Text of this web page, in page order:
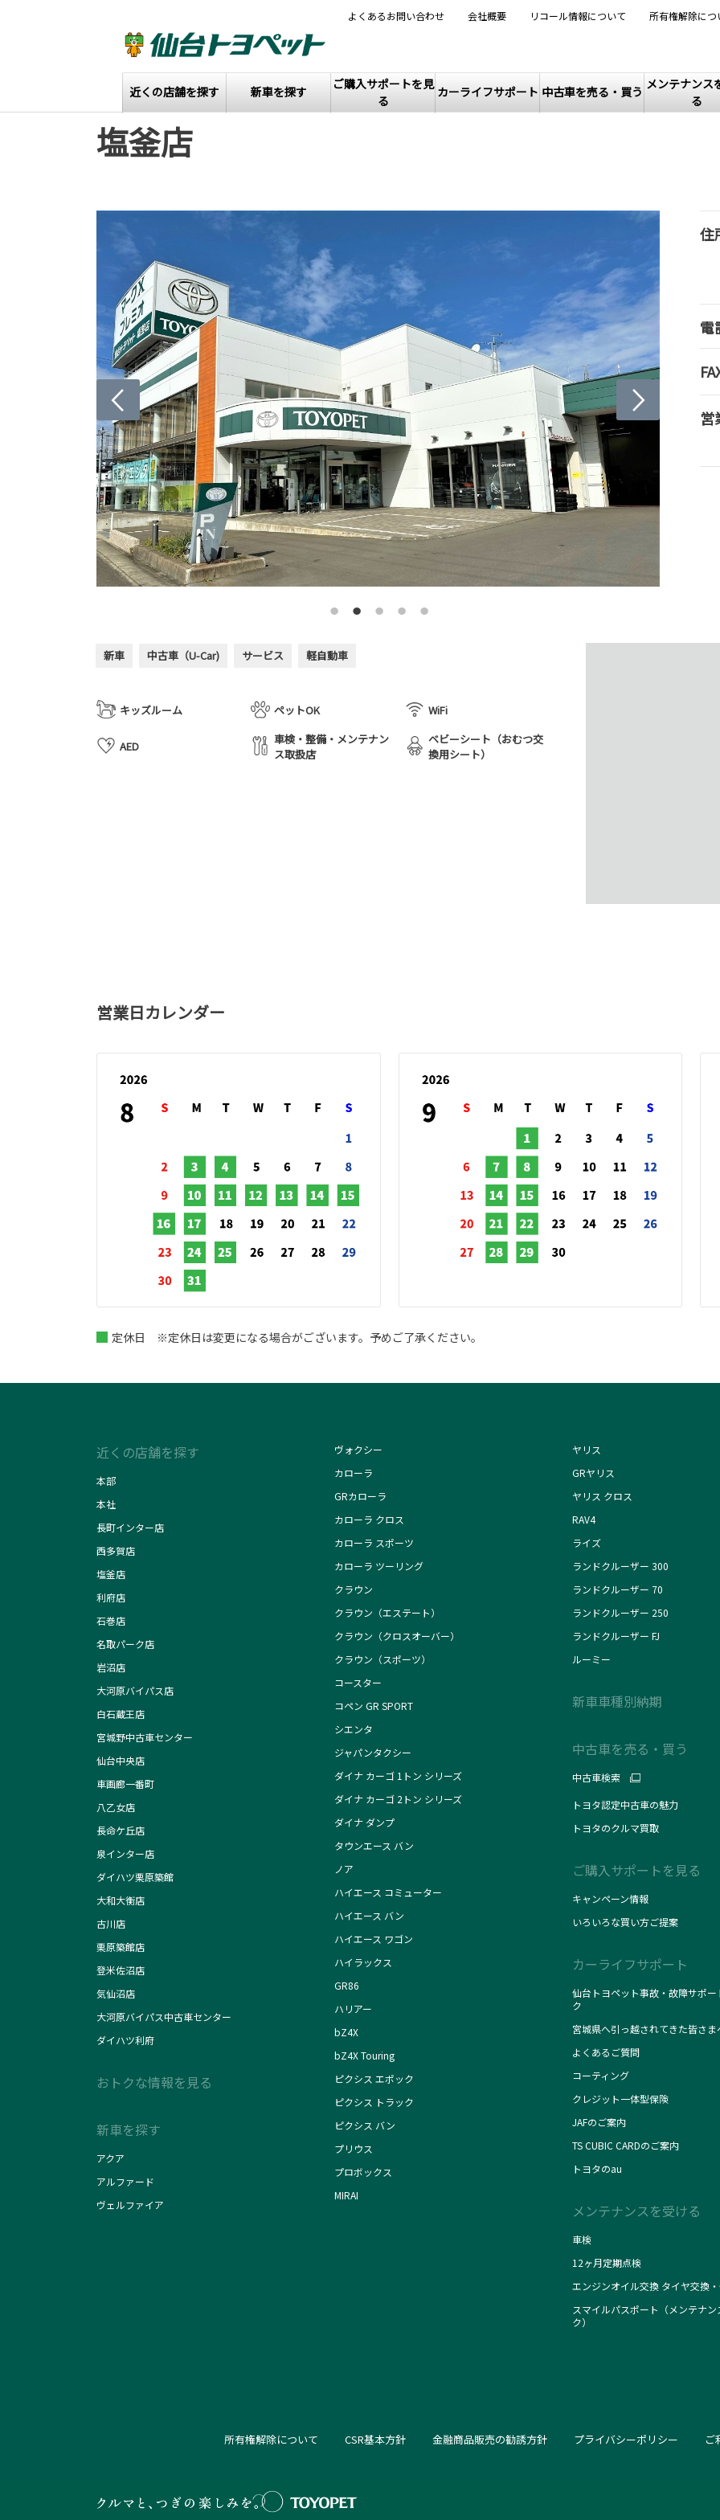
近くの店舗を探す 新車を探す
ご購入サポートを見
る
カーライフサポート 中古車を売る・買う メンテナンス
る
よくあるお問い合わせ 会社概要 リコール情報について 所有権解除につ
塩釜店
住
電
営
新車 中古車（U-Car) サービス 軽自動車
キッズルーム ペットOK WiFi
AED
車検・整備・メンテナン
ス取扱店
ベビーシート（おむつ交
換用シート）
営業日カレンダー
定休日 ※定休日は変更になる場合がございます。予めご了承ください。
近くの店舗を探す
本部
本社
長町インター店
西多賀店
塩釜店
利府店
石巻店
名取パーク店
岩沼店
大河原バイパス店
白石蔵王店
宮城野中古車センター
仙台中央店
車画廊一番町
八乙女店
長命ケ丘店
泉インター店
ダイハツ栗原築館
大和大衡店
古川店
栗原築館店
登米佐沼店
気仙沼店
大河原バイパス中古車センター
ダイハツ利府
おトクな情報を見る
新車を探す
アクア
アルファード
ヴェルファイア
ヴォクシー
カローラ
GRカローラ
カローラ クロス
カローラ スポーツ
カローラ ツーリング
クラウン
クラウン（エステート）
クラウン（クロスオーバー）
クラウン（スポーツ）
コースター
コペン GR SPORT
シエンタ
ジャパンタクシー
ダイナ カーゴ 1トン シリーズ
ダイナ カーゴ 2トン シリーズ
ダイナ ダンプ
タウンエース バン
ノア
ハイエース コミューター
ハイエース バン
ハイエース ワゴン
ハイラックス
GR86
ハリアー
bZ4X
bZ4X Touring
ピクシス エポック
ピクシス トラック
ピクシス バン
プリウス
プロボックス
MIRAI
ヤリス
GRヤリス
ヤリス クロス
RAV4
ライズ
ランドクルーザー 300
ランドクルーザー 70
ランドクルーザー 250
ランドクルーザー FJ
ルーミー
新車車種別納期
中古車を売る・買う
中古車検索
トヨタ認定中古車の魅力
トヨタのクルマ買取
ご購入サポートを見る
キャンペーン情報
いろいろな買い方ご提案
カーライフサポート
仙台トヨペット事故・故障サポー
ク
宮城県へ引っ越されてきた皆さま
よくあるご質問
コーティング
クレジット一体型保険
JAFのご案内
TS CUBIC CARDのご案内
トヨタのau
メンテナンスを受ける
車検
12ヶ月定期点検
エンジンオイル交換 タイヤ交換
スマイルパスポート（メンテナン
ク）
所有権解除について CSR基本方針 金融商品販売の勧誘方針 プライバシーポリシー ご